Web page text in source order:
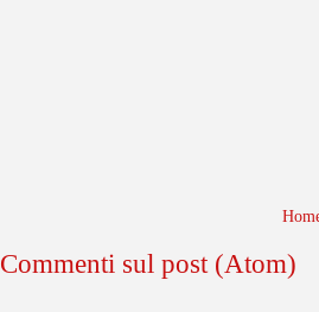
Commenti sul post (Atom)